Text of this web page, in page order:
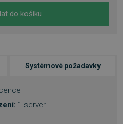
do košíku
Systémové požadavky
1 server